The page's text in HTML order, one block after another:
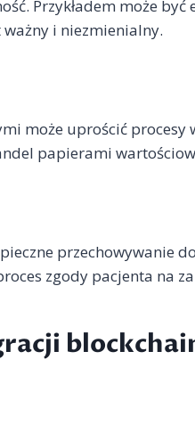
Przykładem może być
ważny i niezmienialny.
może uprościć procesy
papierami
przechowywanie
zgody pacjenta na